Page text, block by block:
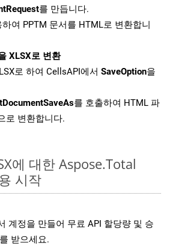
를 만듭니다.
여 PPTM 문서를 HTML로 변환합니
XLSX로 변환
로 하여 CellsAPI에서 SaveOption을
를 호출하여 HTML 파
로 변환합니다.
에 대한 Aspose.Total
시작
계정을 만들어 무료 API 할당량 및 승
받으세요.